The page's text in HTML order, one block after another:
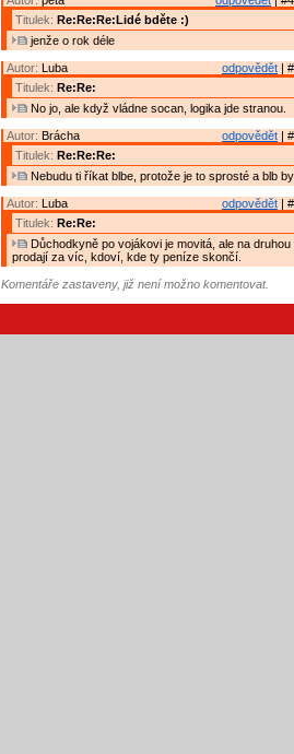
Titulek: Re:Re:Re:Lidé bděte :)
jenže o rok déle
odpovědět |
Autor: Luba
Titulek: Re:Re:
No jo, ale když vládne socan, logika jde stranou.
odpovědět |
Autor: Brácha
Titulek: Re:Re:Re:
Nebudu ti říkat blbe, protože je to sprosté a blb
odpovědět |
Autor: Luba
Titulek: Re:Re:
Důchodkyně po vojákovi je movitá, ale na
prodají za víc, kdoví, kde ty peníze skončí.
Komentáře zastaveny, již není možno komentovat.